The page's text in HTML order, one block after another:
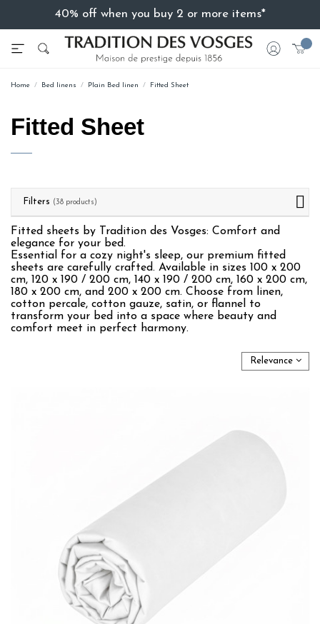
40% off when you buy 2 or more items*
Home Bed linens Plain Bed linen Fitted Sheet
Fitted Sheet
Filters (38 products)
Fitted sheets by Tradition des Vosges: Comfort and
elegance for your bed.
Essential for a cozy night's sleep, our premium fitted
sheets are carefully crafted. Available in sizes 100 x 200
cm, 120 x 190 / 200 cm, 140 x 190 / 200 cm, 160 x 200 cm,
180 x 200 cm, and 200 x 200 cm. Choose from linen,
cotton percale, cotton gauze, satin, or flannel to
transform your bed into a space where beauty and
comfort meet in perfect harmony.
Relevance